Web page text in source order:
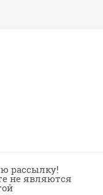
рассылку!
не являются